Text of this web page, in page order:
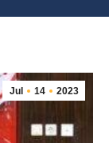
Jul 14 2023